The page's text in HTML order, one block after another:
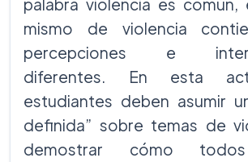
palabra violencia es
mismo de violencia
percepciones e
diferentes. En esta
estudiantes deben asumir
definida” sobre temas de
demostrar cómo